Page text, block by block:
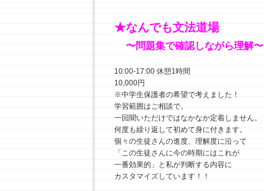
★なんでも文法道場
〜問題集で確認しながら理解〜
10:00-17:00 休憩1時間
10,000円
※中学生保護者の希望で考えました！
学習範囲はご相談で。
一回聞いただけではなかなか定着しません。
何度も繰り返して初めて身に付きます。
個々の生徒さんの進度、理解度に沿って
「この生徒さんに今の時期にはこれが
一番効果的」と私が判断する内容に
カスタマイズしています！！